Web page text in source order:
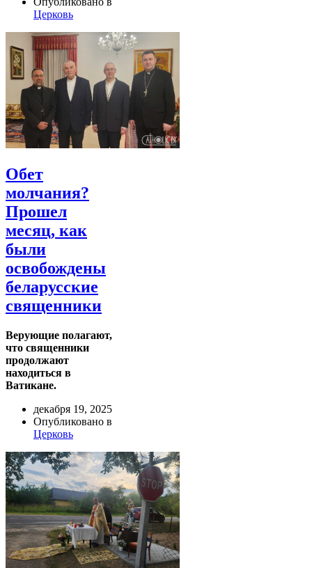
Церковь
Обет
молчания?
Прошел
месяц, как
были
освобождены
беларусские
священники
Верующие полагают,
что священники
продолжают
находиться в
Ватикане.
декабря 19, 2025
Опубликовано в
Церковь